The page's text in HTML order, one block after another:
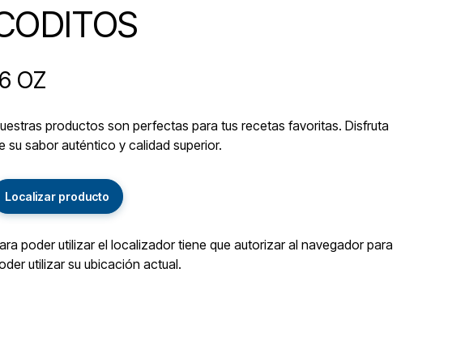
OZ
productos son perfectas para tus recetas favoritas. Disfruta
su sabor auténtico y calidad superior.
Localizar producto
poder utilizar el localizador tiene que autorizar al navegador para
utilizar su ubicación actual.